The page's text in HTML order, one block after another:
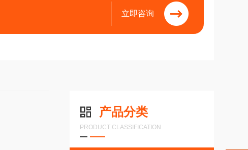
立即咨询
产品分类
PRODUCT CLASSIFICATION